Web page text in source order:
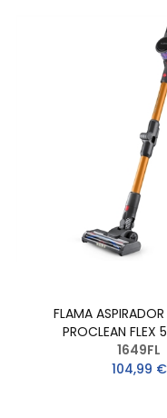
FLAMA
PROCLEAN
1649FL
104,99 €